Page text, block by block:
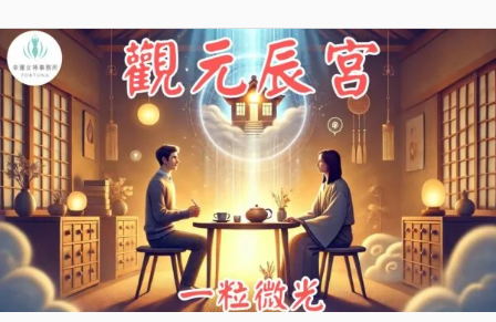
。
元
辰
宮
案
例
文
一
粒
微